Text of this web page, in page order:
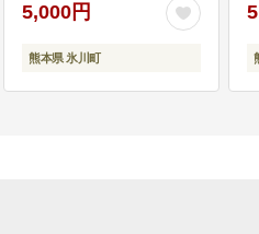
5,000円
熊本県 氷川町